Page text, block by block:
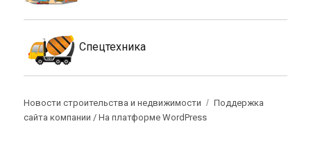
Спецтехника
Новости строительства и недвижимости
Поддержка
сайта компании /На платформе WordPress